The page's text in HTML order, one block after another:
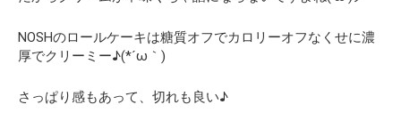
NOSHのロールケーキは糖質オフでカロリーオフなくせに濃
厚でクリーミー♪(*´ω｀)
さっぱり感もあって、切れも良い♪